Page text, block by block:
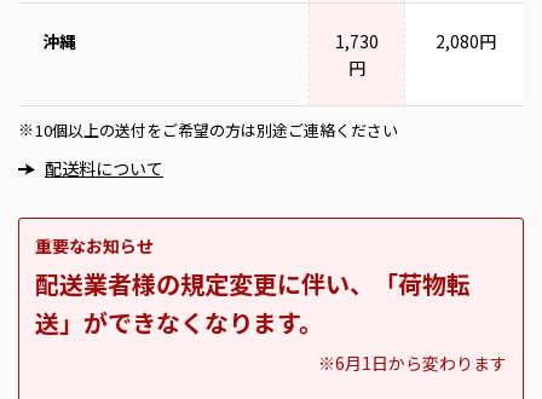
沖縄
1,730
円
2,080円
※ 10個以上の送付をご希望の方は別途ご連絡ください
配送料について
重要なお知らせ
配送業者様の規定変更に伴い、「荷物転
送」ができなくなります。
※6月1日から変わります